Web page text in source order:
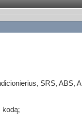
SRS, ABS,
kodą;